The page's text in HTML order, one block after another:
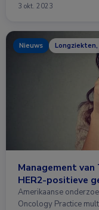
3 okt. 2023
Nieuws
Management
HER2-positieve
Amerikaanse
Oncology Practice